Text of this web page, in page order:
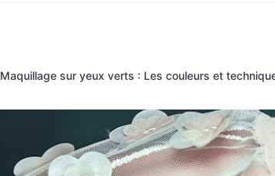
Maquillage sur yeux verts : Les couleurs et